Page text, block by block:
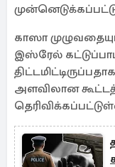
காஸா
இஸ்ரேல்
அளவிலான